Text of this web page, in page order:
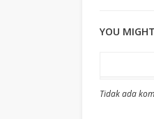
YOU
Tidak ada